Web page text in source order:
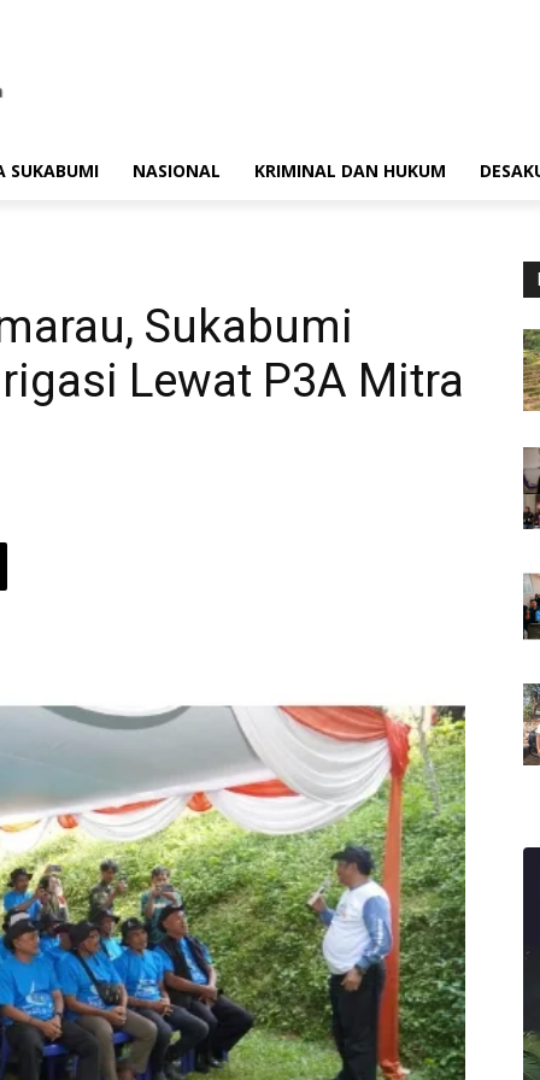
SUKABUMI NASIONAL KRIMINAL DAN HUKUM
Sukabumi
Lewat P3A Mitra